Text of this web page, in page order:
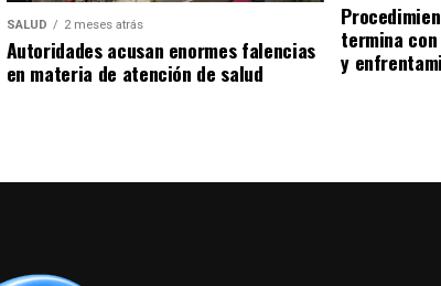
SALUD 2 meses atrás
Autoridades acusan enormes falencias
en materia de atención de salud
termina
y